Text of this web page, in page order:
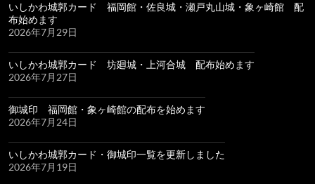
いしかわ城郭カード 福岡館・佐良城・瀬戸丸山城・象ヶ崎館 配
布始めます
2026年7月29日
いしかわ城郭カード 坊廻城・上河合城 配布始めます
2026年7月27日
御城印 福岡館・象ヶ崎館の配布を始めます
2026年7月24日
いしかわ城郭カード・御城印一覧を更新しました
2026年7月19日